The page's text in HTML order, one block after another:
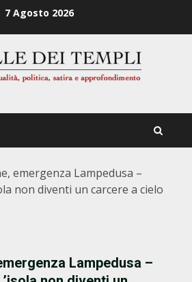
7 Agosto 2026
emergenza Lampedusa –
non diventi un carcere a cielo
Lampedusa –